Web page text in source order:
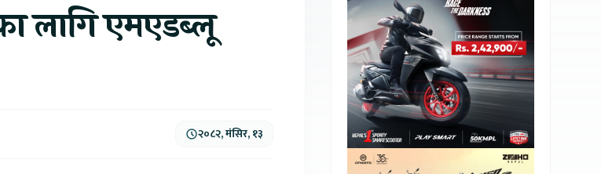
लागि एमएडब्लू
२०८२, मंसिर, १३